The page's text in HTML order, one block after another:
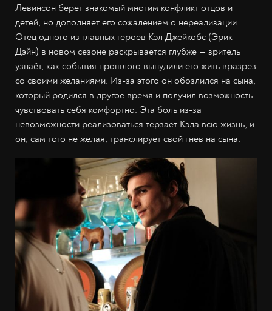
Левинсон берёт знакомый многим конфликт отцов и
детей, но дополняет его сожалением о нереализации.
Отец одного из главных героев Кэл Джейкобс (Эрик
Дэйн) в новом сезоне раскрывается глубже — зритель
узнаёт, как события прошлого вынудили его жить вразрез
со своими желаниями. Из-за этого он обозлился на сына,
который родился в другое время и получил возможность
чувствовать себя комфортно. Эта боль из-за
невозможности реализоваться терзает Кэла всю жизнь, и
он, сам того не желая, транслирует свой гнев на сына.